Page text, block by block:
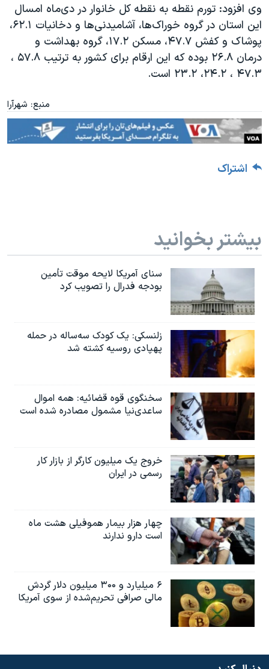
وی افزود: تورم نقطه به نقطه کل خانوار در دی‌ماه امسال
این استان در گروه خوراک‌ها، آشامیدنی‌ها و دخانیات ۶٢.١،
پوشاک و کفش ۴٧.٧، مسکن ١٧.٢، گروه بهداشت و
درمان ٢۶.٨ بوده که این ارقام برای کشور به ترتیب ۵٧.٨ ،
۴٧.٣ ، ٢۴.٢، ٢٣.٢ است
.
منبع: شهرآرا
اشتراک
بیشتر بخوانید
سنای آمریکا لایحه موقت تأمین
بودجه فدرال را تصویب کرد
زلنسکی: یک کودک سه‌ساله در حمله
پهپادی روسیه کشته شد
سخنگوی قوه قضائیه: همه اموال
ساعدی‌نیا مشمول مصادره شده است
خروج یک میلیون کارگر از بازار کار
رسمی در ایران
چهار هزار بیمار هموفیلی هشت ماه
است دارو ندارند
۶ میلیارد و ۳۰۰ میلیون دلار گردش
مالی صرافی تحریم‌شده از سوی آمریکا